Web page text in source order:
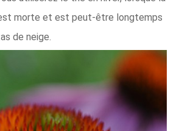
morte et est peut-être longtemps
de neige.